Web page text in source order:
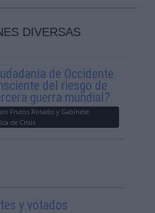
DIVERSAS
de Occidente
del riesgo de
guerra mundial?
Frutos Rosado y Gabinete
de Crisis
y votados